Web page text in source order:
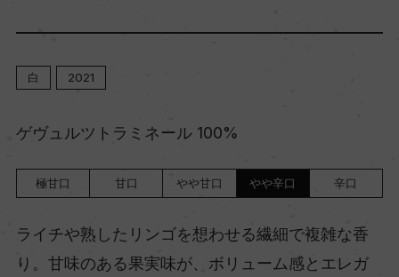
白 2021
ゲヴュルツトラミネール 100%
極甘口 甘口 やや甘口 やや辛口 辛口
ライチや熟したリンゴを想わせる繊細で複雑な香
り。甘味のある果実味が、ボリューム感とエレガ